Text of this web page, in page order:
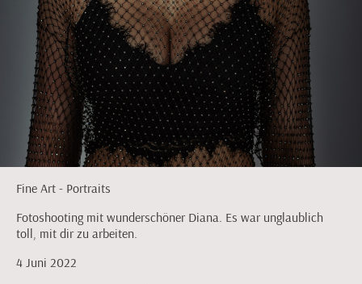
Fine Art - Portraits
Fotoshooting mit wunderschöner Diana. Es war unglaublich
toll, mit dir zu arbeiten.
4 Juni 2022